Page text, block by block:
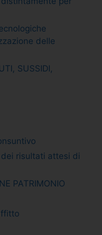
delle
SUSSIDI,
risultati attesi di
PATRIMONIO